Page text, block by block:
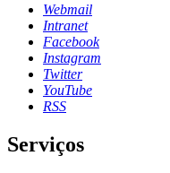
Webmail
Intranet
Facebook
Instagram
Twitter
YouTube
RSS
Serviços